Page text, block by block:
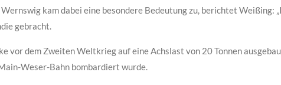
kam dabei eine besondere Bedeutung zu, berichtet Weißing:
gebracht.
vor dem Zweiten Weltkrieg auf eine Achslast von 20 Tonnen
Weser-Bahn bombardiert wurde.